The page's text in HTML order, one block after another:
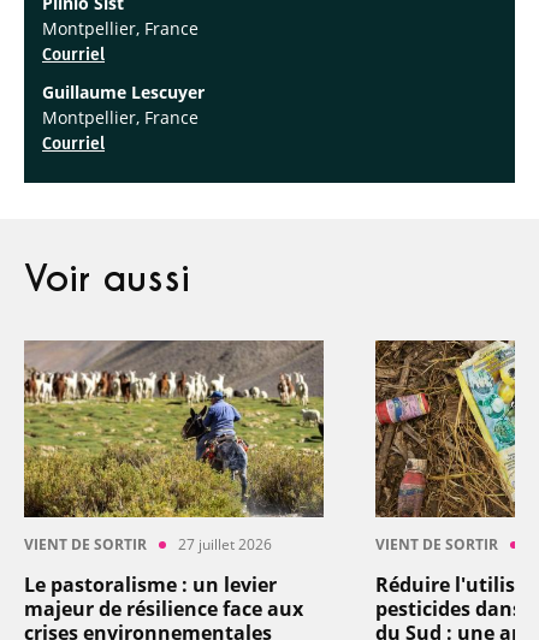
Montpellier, France
Courriel
Guillaume Lescuyer
Montpellier, France
Courriel
Voir aussi
VIENT DE SORTIR 27 juillet 2026
Le pastoralisme : un levier
majeur de résilience face aux
crises environnementales
VIENT DE SORTIR
Réduire
pesticides dans
du Sud : une